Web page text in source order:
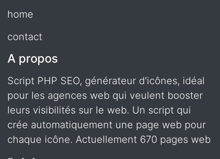
home
contact
A propos
Script PHP SEO, générateur d'icônes, idéal
pour les agences web qui veulent booster
leurs visibilités sur le web. Un script qui
crée automatiquement une page web pour
chaque icône. Actuellement 670 pages web